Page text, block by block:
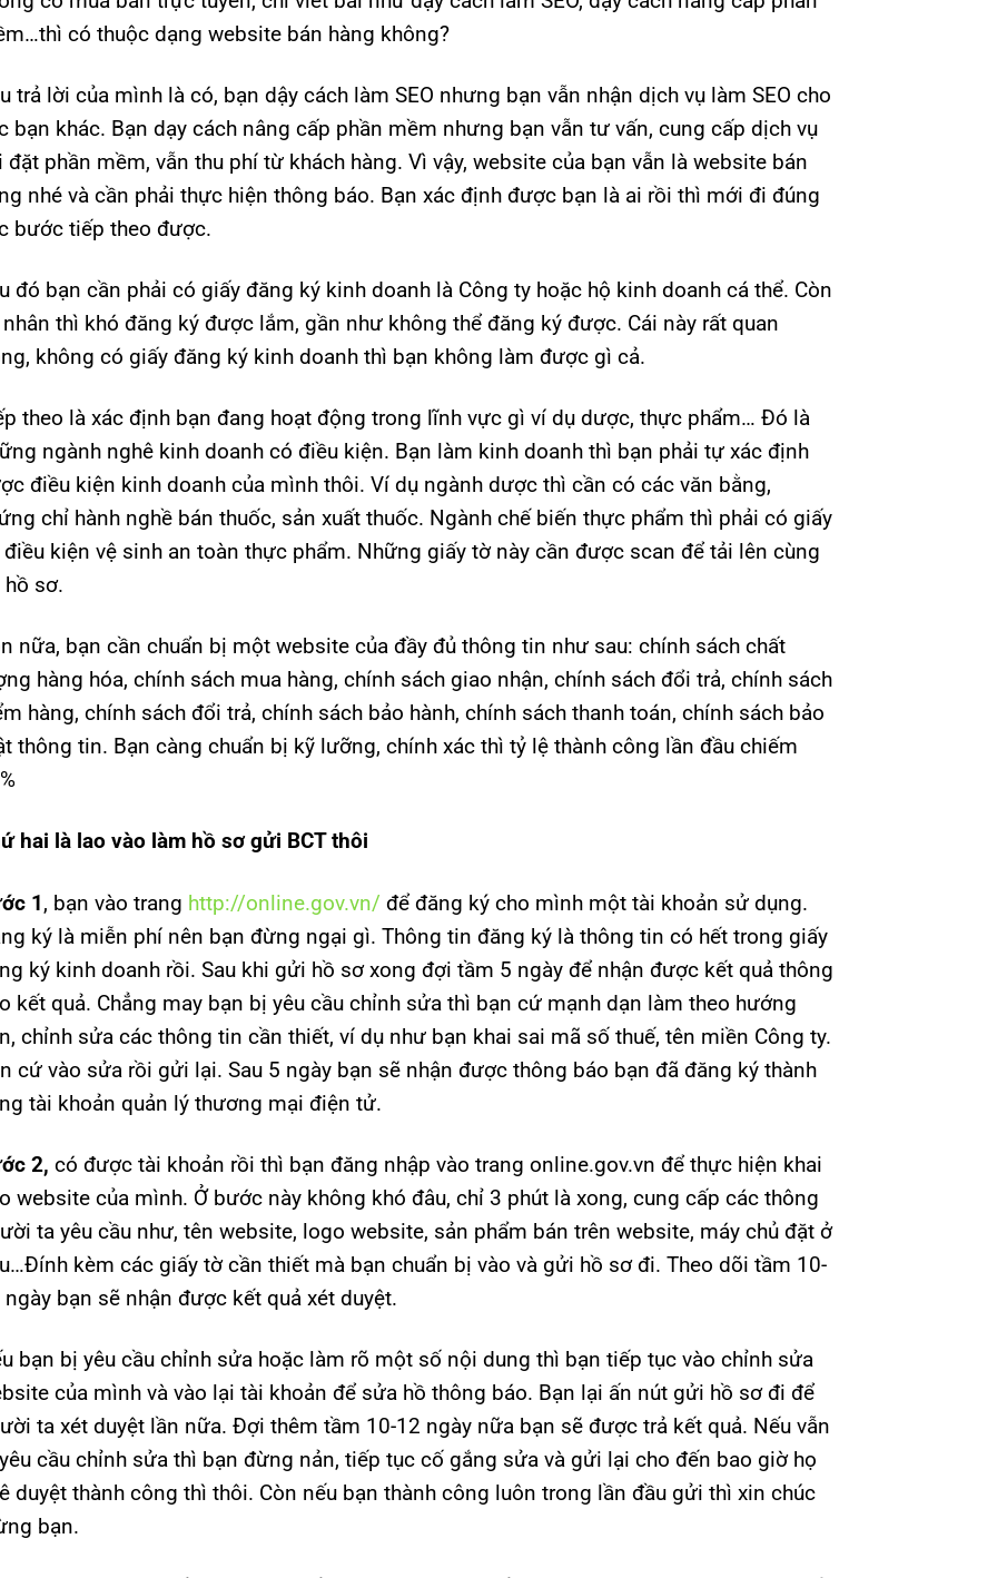
có thuộc dạng website bán hàng không?
trả lời của mình là có, bạn dậy cách làm SEO nhưng bạn vẫn nhận dịch vụ làm SEO cho
bạn khác. Bạn dạy cách nâng cấp phần mềm nhưng bạn vẫn tư vấn, cung cấp dịch vụ
đặt phần mềm, vẫn thu phí từ khách hàng. Vì vậy, website của bạn vẫn là website bán
nhé và cần phải thực hiện thông báo. Bạn xác định được bạn là ai rồi thì mới đi đúng
bước tiếp theo được.
đó bạn cần phải có giấy đăng ký kinh doanh là Công ty hoặc hộ kinh doanh cá thể. Còn
thì khó đăng ký được lắm, gần như không thể đăng ký được. Cái này rất quan
không có giấy đăng ký kinh doanh thì bạn không làm được gì cả.
theo là xác định bạn đang hoạt động trong lĩnh vực gì ví dụ dược, thực phẩm… Đó là
ngành nghê kinh doanh có điều kiện. Bạn làm kinh doanh thì bạn phải tự xác định
điều kiện kinh doanh của mình thôi. Ví dụ ngành dược thì cần có các văn bằng,
chỉ hành nghề bán thuốc, sản xuất thuốc. Ngành chế biến thực phẩm thì phải có giấy
điều kiện vệ sinh an toàn thực phẩm. Những giấy tờ này cần được scan để tải lên cùng
hồ sơ.
nữa, bạn cần chuẩn bị một website của đầy đủ thông tin như sau: chính sách chất
hàng hóa, chính sách mua hàng, chính sách giao nhận, chính sách đổi trả, chính sách
hàng, chính sách đổi trả, chính sách bảo hành, chính sách thanh toán, chính sách bảo
thông tin. Bạn càng chuẩn bị kỹ lưỡng, chính xác thì tỷ lệ thành công lần đầu chiếm
hai là lao vào làm hồ sơ gửi BCT thôi
1, bạn vào trang http://online.gov.vn/ để đăng ký cho mình một tài khoản sử dụng.
ký là miễn phí nên bạn đừng ngại gì. Thông tin đăng ký là thông tin có hết trong giấy
ký kinh doanh rồi. Sau khi gửi hồ sơ xong đợi tầm 5 ngày để nhận được kết quả thông
kết quả. Chẳng may bạn bị yêu cầu chỉnh sửa thì bạn cứ mạnh dạn làm theo hướng
chỉnh sửa các thông tin cần thiết, ví dụ như bạn khai sai mã số thuế, tên miền Công ty.
cứ vào sửa rồi gửi lại. Sau 5 ngày bạn sẽ nhận được thông báo bạn đã đăng ký thành
tài khoản quản lý thương mại điện tử.
2, có được tài khoản rồi thì bạn đăng nhập vào trang online.gov.vn để thực hiện khai
website của mình. Ở bước này không khó đâu, chỉ 3 phút là xong, cung cấp các thông
ta yêu cầu như, tên website, logo website, sản phẩm bán trên website, máy chủ đặt ở
kèm các giấy tờ cần thiết mà bạn chuẩn bị vào và gửi hồ sơ đi. Theo dõi tầm 10-
ngày bạn sẽ nhận được kết quả xét duyệt.
bạn bị yêu cầu chỉnh sửa hoặc làm rõ một số nội dung thì bạn tiếp tục vào chỉnh sửa
của mình và vào lại tài khoản để sửa hồ thông báo. Bạn lại ấn nút gửi hồ sơ đi để
ta xét duyệt lần nữa. Đợi thêm tầm 10-12 ngày nữa bạn sẽ được trả kết quả. Nếu vẫn
cầu chỉnh sửa thì bạn đừng nản, tiếp tục cố gắng sửa và gửi lại cho đến bao giờ họ
duyệt thành công thì thôi. Còn nếu bạn thành công luôn trong lần đầu gửi thì xin chúc
bạn.